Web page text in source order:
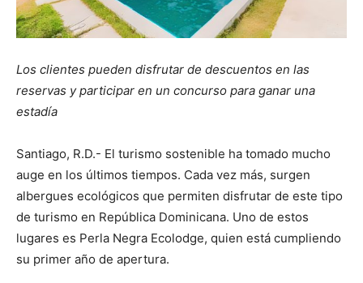
Los clientes pueden disfrutar de descuentos en las
reservas y participar en un concurso para ganar una
estadía
Santiago, R.D.- El turismo sostenible ha tomado mucho
auge en los últimos tiempos. Cada vez más, surgen
albergues ecológicos que permiten disfrutar de este tipo
de turismo en República Dominicana. Uno de estos
lugares es Perla Negra Ecolodge, quien está cumpliendo
su primer año de apertura.